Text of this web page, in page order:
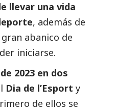
llevar una vida
, además de
abanico de
iniciarse.
2023 en dos
Dia de l’Esport y
de ellos se